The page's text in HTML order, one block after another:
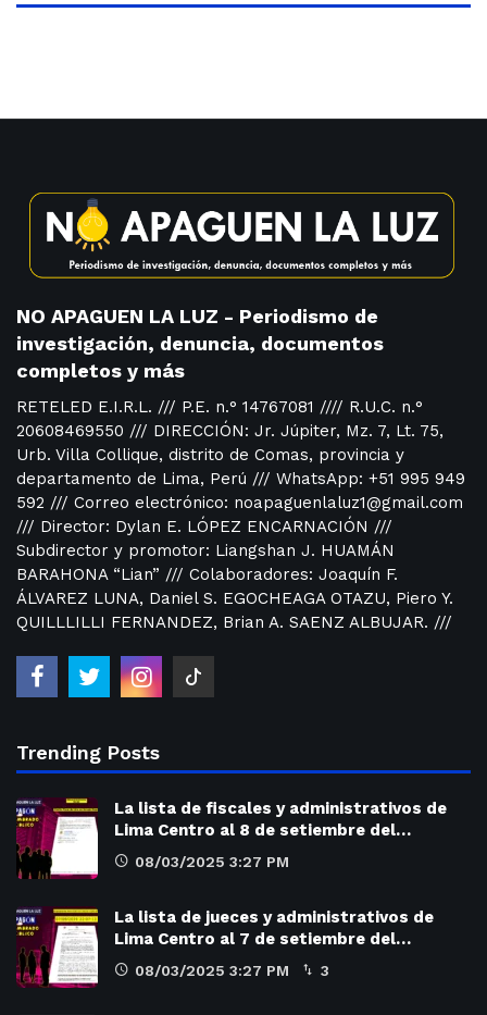
NO APAGUEN LA LUZ - Periodismo de
investigación, denuncia, documentos
completos y más
RETELED E.I.R.L. /// P.E. n.° 14767081 //// R.U.C. n.°
20608469550 /// DIRECCIÓN: Jr. Júpiter, Mz. 7, Lt. 75,
Urb. Villa Collique, distrito de Comas, provincia y
departamento de Lima, Perú /// WhatsApp: +51 995 949
592 /// Correo electrónico: noapaguenlaluz1@gmail.com
/// Director: Dylan E. LÓPEZ ENCARNACIÓN ///
Subdirector y promotor: Liangshan J. HUAMÁN
BARAHONA “Lian” /// Colaboradores: Joaquín F.
ÁLVAREZ LUNA, Daniel S. EGOCHEAGA OTAZU, Piero Y.
QUILLLILLI FERNANDEZ, Brian A. SAENZ ALBUJAR. ///
Trending Posts
La lista de fiscales y administrativos de
Lima Centro al 8 de setiembre del…
08/03/2025 3:27 PM
La lista de jueces y administrativos de
Lima Centro al 7 de setiembre del…
08/03/2025 3:27 PM 3